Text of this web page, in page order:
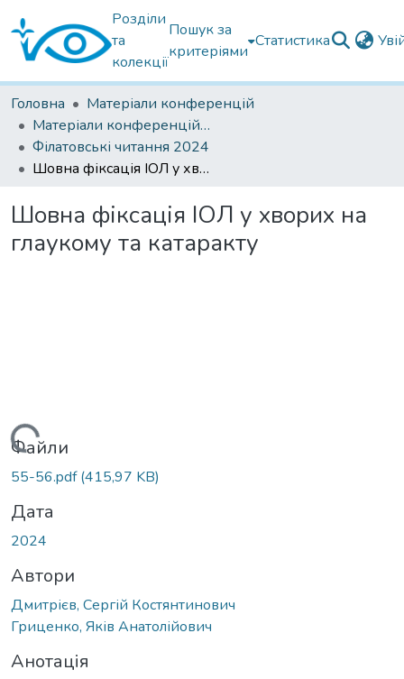
Розділи
та
колекції
Пошук за
критеріями
Статистика
Головна
Матеріали конференцій
Матеріали конференцій Інституту Філатова
Філатовські читання 2024
Шовна фіксація ІОЛ у хворих на глаукому та катаракту
Шовна фіксація ІОЛ у хворих на
глаукому та катаракту
Вантажиться...
Файли
55-56.pdf(415,97 KB)
Дата
2024
Автори
Дмитрієв, Сергій Костянтинович
Гриценко, Яків Анатолійович
Анотація